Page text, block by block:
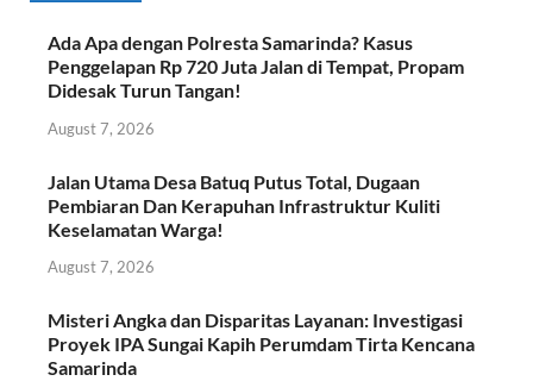
Ada Apa dengan Polresta Samarinda? Kasus
Penggelapan Rp 720 Juta Jalan di Tempat, Propam
Didesak Turun Tangan!
August 7, 2026
Jalan Utama Desa Batuq Putus Total, Dugaan
Pembiaran Dan Kerapuhan Infrastruktur Kuliti
Keselamatan Warga!
August 7, 2026
Misteri Angka dan Disparitas Layanan: Investigasi
Proyek IPA Sungai Kapih Perumdam Tirta Kencana
Samarinda